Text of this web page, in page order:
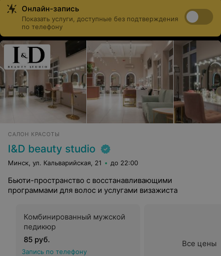
Онлайн-запись
Показать услуги, доступные без подтверждения
по телефону
САЛОН КРАСОТЫ
I&D beauty studio
Минск, ул. Кальварийская, 21 до 22:00
Бьюти-пространство с восстанавливающими
программами для волос и услугами визажиста
Комбинированный мужской
педикюр
85 руб.
Запись по телефону
Все цены